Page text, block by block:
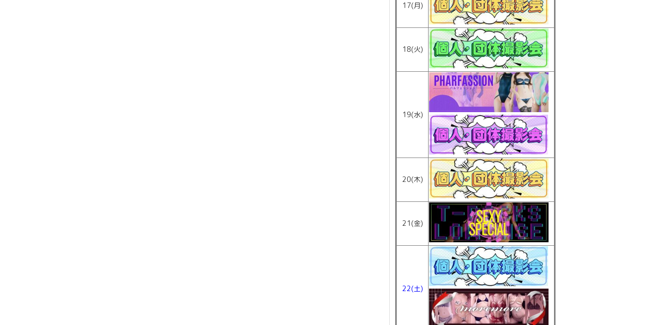
17(月)
18(火)
19(水)
20(木)
21(金)
22(土)